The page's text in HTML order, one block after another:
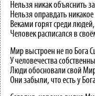
Нельзя никак объяснить
Нельзя оправдать
Веками горят среди
Человек расписался в
Мир выстроен не по Бога
У человечества
Люди обосновали свой
Они забыли, что есть у